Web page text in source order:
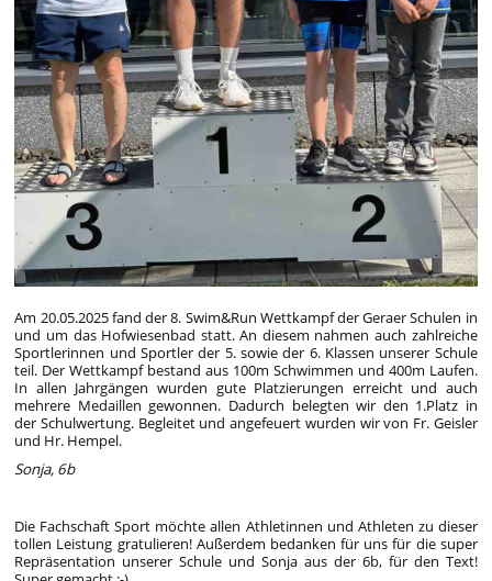
Am 20.05.2025 fand der 8. Swim&Run Wettkampf der Geraer Schulen in
und um das Hofwiesenbad statt. An diesem nahmen auch zahlreiche
Sportlerinnen und Sportler der 5. sowie der 6. Klassen unserer Schule
teil. Der Wettkampf bestand aus 100m Schwimmen und 400m Laufen.
In allen Jahrgängen wurden gute Platzierungen erreicht und auch
mehrere Medaillen gewonnen. Dadurch belegten wir den 1.Platz in
der Schulwertung. Begleitet und angefeuert wurden wir von Fr. Geisler
und Hr. Hempel.
Sonja, 6b
Die Fachschaft Sport möchte allen Athletinnen und Athleten zu dieser
tollen Leistung gratulieren! Außerdem bedanken für uns für die super
Repräsentation unserer Schule und Sonja aus der 6b, für den Text!